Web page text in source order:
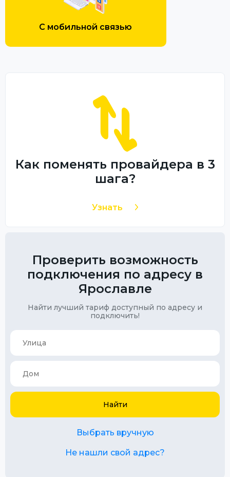
С мобильной связью
Как поменять провайдера в 3
шага?
Узнать
Проверить возможность
подключения по адресу в
Ярославле
Найти лучший тариф доступный по адресу и
подключить!
Найти
Выбрать вручную
Не нашли свой адрес?